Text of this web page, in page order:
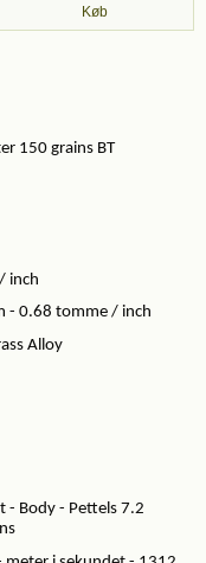
Køb
150 grains BT
inch
- 0.68 tomme / inch
Alloy
- Body - Pettels 7.2